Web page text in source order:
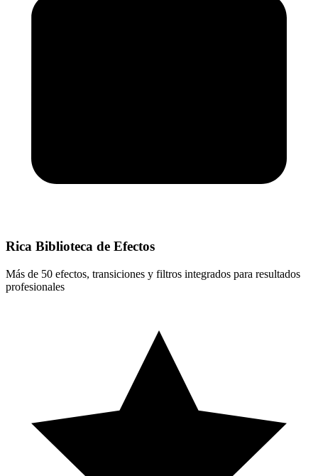
Rica Biblioteca de Efectos
Más de 50 efectos, transiciones y filtros integrados para resultados
profesionales